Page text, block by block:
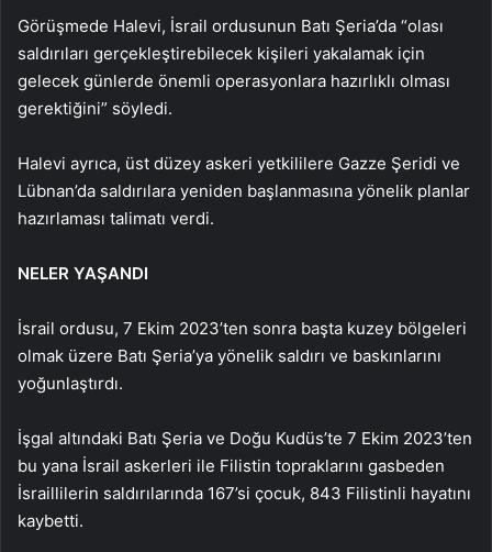
Görüşmede Halevi, İsrail ordusunun Batı Şeria’da “olası
saldırıları gerçekleştirebilecek kişileri yakalamak için
gelecek günlerde önemli operasyonlara hazırlıklı olması
gerektiğini” söyledi.
Halevi ayrıca, üst düzey askeri yetkililere Gazze Şeridi ve
Lübnan’da saldırılara yeniden başlanmasına yönelik planlar
hazırlaması talimatı verdi.
NELER YAŞANDI
İsrail ordusu, 7 Ekim 2023’ten sonra başta kuzey bölgeleri
olmak üzere Batı Şeria’ya yönelik saldırı ve baskınlarını
yoğunlaştırdı.
İşgal altındaki Batı Şeria ve Doğu Kudüs’te 7 Ekim 2023’ten
bu yana İsrail askerleri ile Filistin topraklarını gasbeden
İsraillilerin saldırılarında 167’si çocuk, 843 Filistinli hayatını
kaybetti.